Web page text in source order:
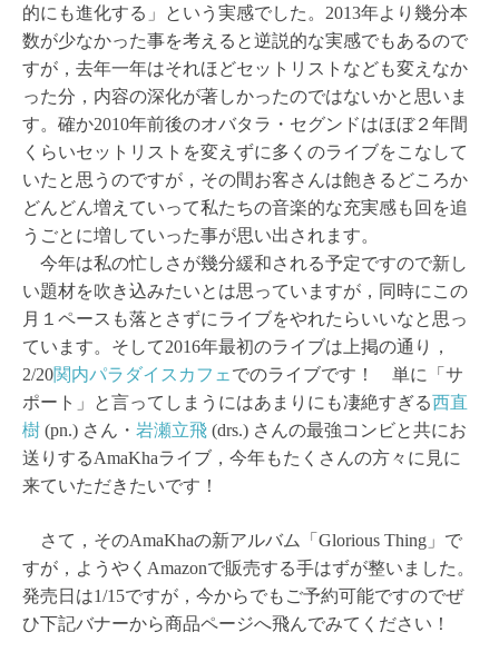
的にも進化する」という実感でした。2013年より幾分本
数が少なかった事を考えると逆説的な実感でもあるので
すが，去年一年はそれほどセットリストなども変えなか
った分，内容の深化が著しかったのではないかと思いま
す。確か2010年前後のオバタラ・セグンドはほぼ２年間
くらいセットリストを変えずに多くのライブをこなして
いたと思うのですが，その間お客さんは飽きるどころか
どんどん増えていって私たちの音楽的な充実感も回を追
うごとに増していった事が思い出されます。
今年は私の忙しさが幾分緩和される予定ですので新し
い題材を吹き込みたいとは思っていますが，同時にこの
月１ペースも落とさずにライブをやれたらいいなと思っ
ています。そして2016年最初のライブは上掲の通り，
2/20関内パラダイスカフェ でのライブです！ 単に「サ
ポート」と言ってしまうにはあまりにも凄絶すぎる西直
樹 (pn.) さん・ 岩瀬立飛 (drs.) さんの最強コンビと共にお
送りするAmaKhaライブ，今年もたくさんの方々に見に
来ていただきたいです！
さて，そのAmaKhaの新アルバム「Glorious Thing」で
すが，ようやくAmazonで販売する手はずが整いました。
発売日は1/15ですが，今からでもご予約可能ですのでぜ
ひ下記バナーから商品ページへ飛んでみてください！